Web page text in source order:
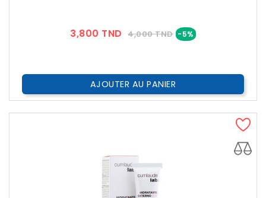
3,800 TND Prix
4,000 TND -5% Prix
AJOUTER AU PANIER